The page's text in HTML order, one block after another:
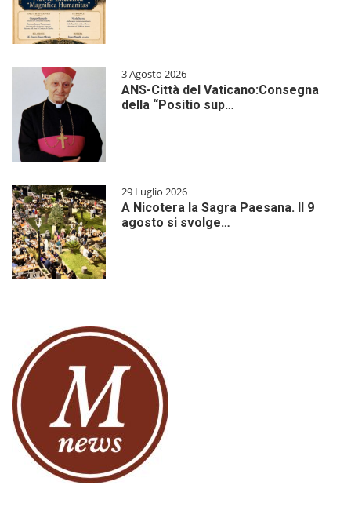
3 Agosto 2026
ANS-Città del Vaticano:Consegna
della “Positio sup…
29 Luglio 2026
A Nicotera la Sagra Paesana. Il 9
agosto si svolge…